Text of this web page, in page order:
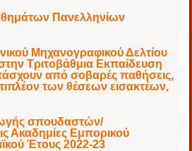
Πανελληνίων
Μηχανογραφικού Δελτίου
Τριτοβάθμια Εκπαίδευση
από σοβαρές παθήσεις,
των θέσεων εισακτέων,
σπουδαστών/
Ακαδημίες Εμπορικού
Έτους 2022-23